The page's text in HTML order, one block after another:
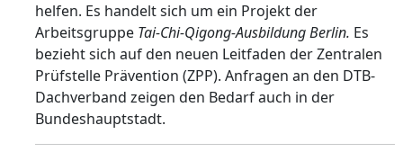
helfen. Es handelt sich um ein Projekt der
Arbeitsgruppe Tai-Chi-Qigong-Ausbildung Berlin. Es
bezieht sich auf den neuen Leitfaden der Zentralen
Prüfstelle Prävention (ZPP). Anfragen an den DTB-
Dachverband zeigen den Bedarf auch in der
Bundeshauptstadt.